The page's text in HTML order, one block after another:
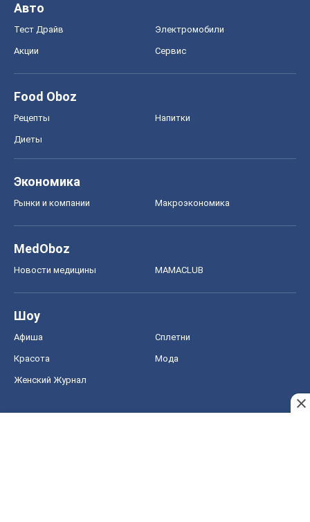
Авто
Тест Драйв Электромобили
Акции Сервис
Food Oboz
Рецепты Напитки
Диеты
Экономика
Рынки и компании Mакроэкономика
MedOboz
Новости медицины MAMACLUB
Шоу
Афиша Сплетни
Красота Мода
Женский Журнал